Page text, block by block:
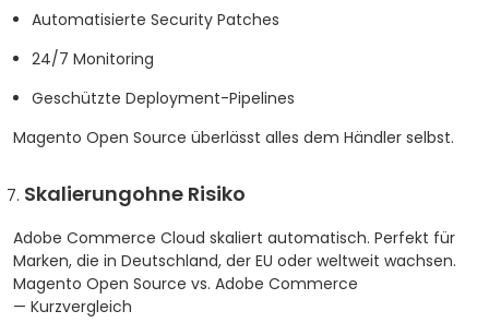
Automatisierte Security Patches
24/7 Monitoring
Geschützte Deployment-Pipelines
Magento Open Source überlässt alles dem Händler selbst.
Skalierungohne Risiko
Adobe Commerce Cloud skaliert automatisch. Perfekt für
Marken, die in Deutschland, der EU oder weltweit wachsen.
Magento Open Source vs. Adobe Commerce
— Kurzvergleich